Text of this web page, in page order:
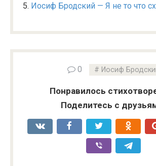
Иосиф Бродский — Я не то что
0 Иосиф
Понравилось
Поделитесь с